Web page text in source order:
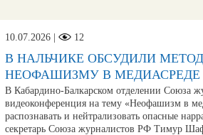
10.07.2026 | 12
В НАЛЬЧИКЕ ОБСУДИЛИ
НЕОФАШИЗМУ В МЕДИАСРЕДЕ
В Кабардино-Балкарском отделении Союза
видеоконференция на тему «Неофашизм в
распознавать и нейтрализовать опасные
секретарь Союза журналистов РФ Тимур